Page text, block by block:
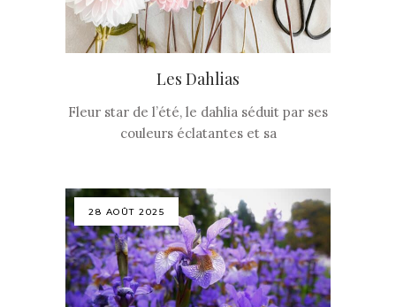
Les Dahlias
Fleur star de l’été, le dahlia séduit par ses
couleurs éclatantes et sa
28 AOÛT 2025